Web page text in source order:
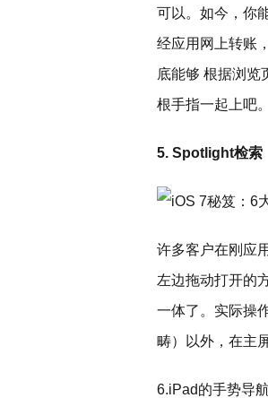
可以。如今，你
经应用网上转账
底能够 根据浏览
根手指一起上吧。
5. Spotlight检索
许多客户在刚应
左边拖动打开的
一体了。实际操
畴）以外，在主
6.iPad的手势导航